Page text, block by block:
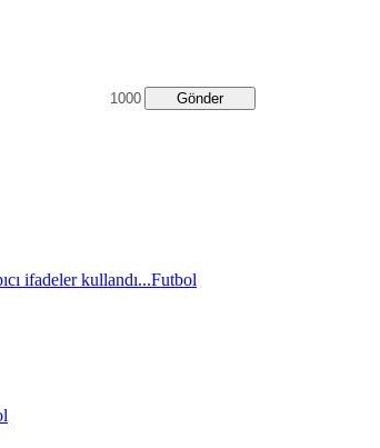
Gönder
ifadeler kullandı...Futbol